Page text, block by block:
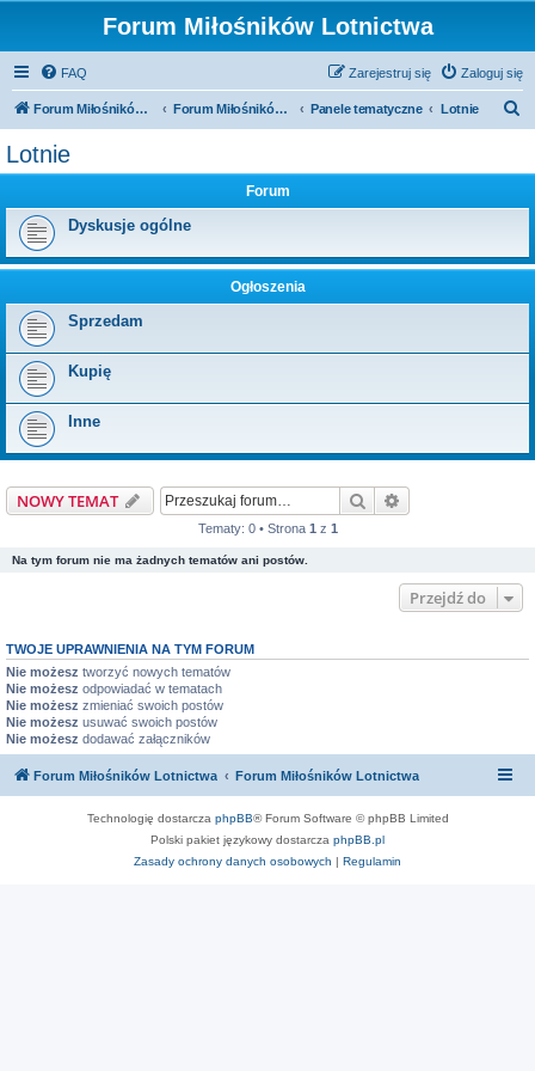
Forum Miłośników Lotnictwa
FAQ Zaloguj się
Zarejestruj się
Forum Miłośników Lotnictwa Forum Miłośników Lotnictwa Panele tematyczne Lotnie
Lotnie
Forum
Dyskusje ogólne
Ogłoszenia
Sprzedam
Kupię
Inne
NOWY TEMAT Szukaj
Tematy: 0 • Strona 1 z 1
Na tym forum nie ma żadnych tematów ani postów.
Przejdź do
TWOJE UPRAWNIENIA NA TYM FORUM
Nie możesz tworzyć nowych tematów
Nie możesz odpowiadać w tematach
Nie możesz zmieniać swoich postów
Nie możesz usuwać swoich postów
Nie możesz dodawać załączników
Forum Miłośników Lotnictwa Forum Miłośników Lotnictwa
Technologię dostarcza phpBB® Forum Software © phpBB Limited
Polski pakiet językowy dostarcza phpBB.pl
Zasady ochrony danych osobowych | Regulamin